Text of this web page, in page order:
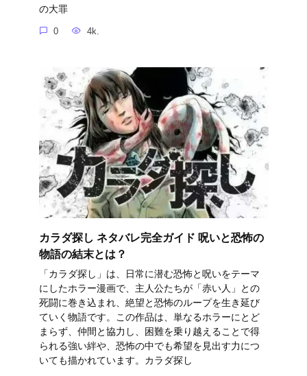
の大罪
0 4k.
カラダ探し ネタバレ完全ガイド 呪いと恐怖の
物語の結末とは？
「カラダ探し」は、日常に潜む恐怖と呪いをテーマ
にしたホラー漫画で、主人公たちが「赤い人」との
死闘に巻き込まれ、絶望と恐怖のループを生き延び
ていく物語です。この作品は、単なるホラーにとど
まらず、仲間と協力し、困難を乗り越えることで得
られる強い絆や、恐怖の中でも希望を見出す力につ
いても描かれています。カラダ探し